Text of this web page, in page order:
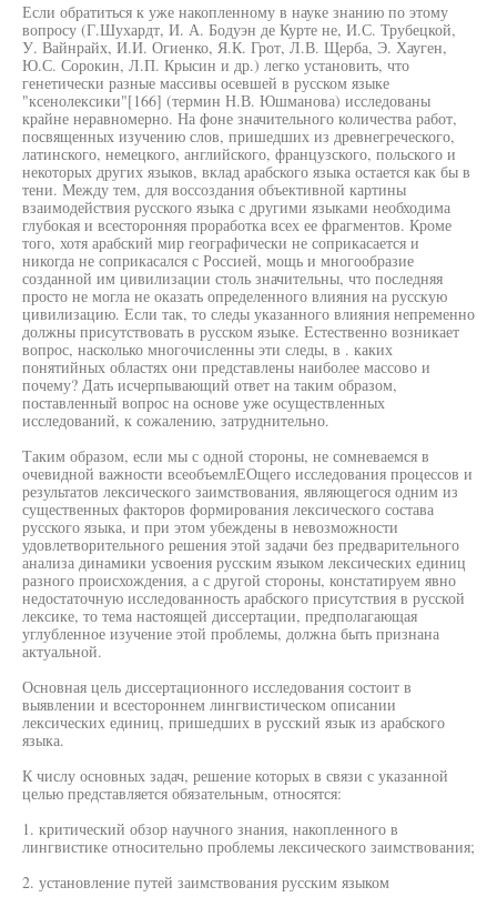
Если обратиться к уже накопленному в науке знанию по этому
вопросу (Г.Шухардт, И. А. Бодуэн де Курте не, И.С. Трубецкой,
У. Вайнрайх, И.И. Огиенко, Я.К. Грот, Л.В. Щерба, Э. Хауген,
Ю.С. Сорокин, Л.П. Крысин и др.) легко установить, что
генетически разные массивы осевшей в русском языке
"ксенолексики"[166] (термин Н.В. Юшманова) исследованы
крайне неравномерно. На фоне значительного количества работ,
посвященных изучению слов, пришедших из древнегреческого,
латинского, немецкого, английского, французского, польского и
некоторых других языков, вклад арабского языка остается как бы в
тени. Между тем, для воссоздания объективной картины
взаимодействия русского языка с другими языками необходима
глубокая и всесторонняя проработка всех ее фрагментов. Кроме
того, хотя арабский мир географически не соприкасается и
никогда не соприкасался с Россией, мощь и многообразие
созданной им цивилизации столь значительны, что последняя
просто не могла не оказать определенного влияния на русскую
цивилизацию. Если так, то следы указанного влияния непременно
должны присутствовать в русском языке. Естественно возникает
вопрос, насколько многочисленны эти следы, в . каких
понятийных областях они представлены наиболее массово и
почему? Дать исчерпывающий ответ на таким образом,
поставленный вопрос на основе уже осуществленных
исследований, к сожалению, затруднительно.
Таким образом, если мы с одной стороны, не сомневаемся в
очевидной важности всеобъемлЕОщего исследования процессов и
результатов лексического заимствования, являющегося одним из
существенных факторов формирования лексического состава
русского языка, и при этом убеждены в невозможности
удовлетворительного решения этой задачи без предварительного
анализа динамики усвоения русским языком лексических единиц
разного происхождения, а с другой стороны, констатируем явно
недостаточную исследованность арабского присутствия в русской
лексике, то тема настоящей диссертации, предполагающая
углубленное изучение этой проблемы, должна быть признана
актуальной.
Основная цель диссертационного исследования состоит в
выявлении и всестороннем лингвистическом описании
лексических единиц, пришедших в русский язык из арабского
языка.
К числу основных задач, решение которых в связи с указанной
целью представляется обязательным, относятся:
1. критический обзор научного знания, накопленного в
лингвистике относительно проблемы лексического заимствования;
2. установление путей заимствования русским языком